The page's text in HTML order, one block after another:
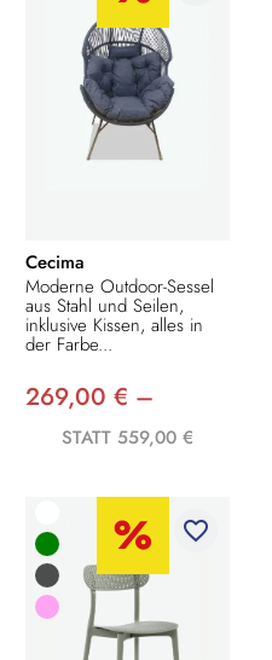
Cecima
Moderne Outdoor-Sessel
aus Stahl und Seilen,
inklusive Kissen, alles in
der Farbe...
269,00 € –
STATT 559,00 €
favorite_border